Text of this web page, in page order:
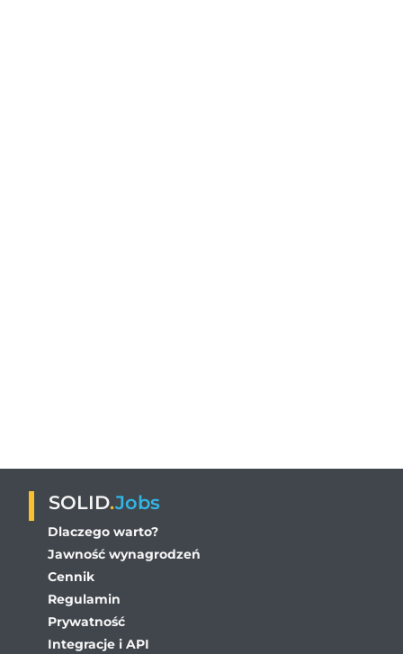
SOLID.Jobs
Dlaczego warto?
Jawność wynagrodzeń
Cennik
Regulamin
Prywatność
Integracje i API